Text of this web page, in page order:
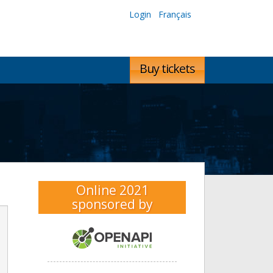
Login Français
Buy tickets
Online 2021
sponsored by